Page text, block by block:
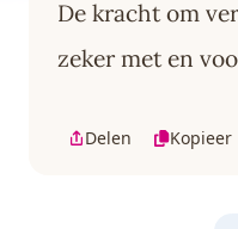
De kracht om
zeker met en
Delen Kopieer